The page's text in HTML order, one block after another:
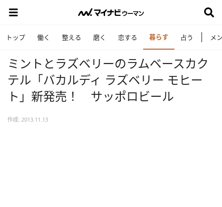
トップ 働く 整える 磨く 恋する 暮らす 占う メ
ミントとラズベリーのラムベースカク
テル「バカルディ ラズベリー モヒー
ト」新発売！ サッポロビール
作成: 2013.11.13